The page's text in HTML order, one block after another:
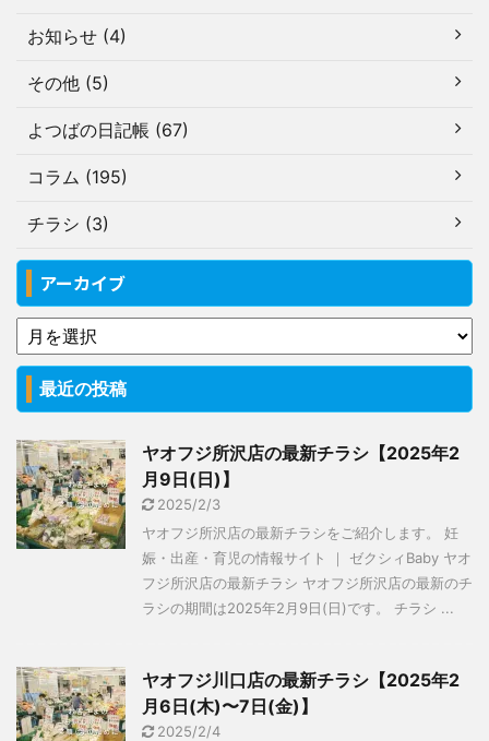
お知らせ (4)
その他 (5)
よつばの日記帳 (67)
コラム (195)
チラシ (3)
アーカイブ
最近の投稿
ヤオフジ所沢店の最新チラシ【2025年2
月9日(日)】
2025/2/3
ヤオフジ所沢店の最新チラシをご紹介します。 妊
娠・出産・育児の情報サイト ｜ ゼクシィBaby ヤオ
フジ所沢店の最新チラシ ヤオフジ所沢店の最新のチ
ラシの期間は2025年2月9日(日)です。 チラシ ...
ヤオフジ川口店の最新チラシ【2025年2
月6日(木)〜7日(金)】
2025/2/4